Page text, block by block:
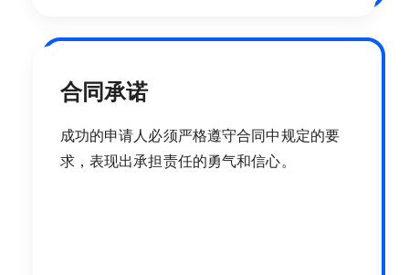
合同承诺
成功的申请人必须严格遵守合同中规定的要
求，表现出承担责任的勇气和信心。